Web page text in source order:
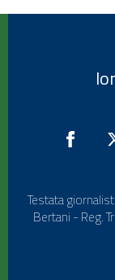
Testata
Bertani - Reg.